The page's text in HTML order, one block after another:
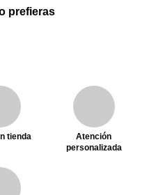
prefieras
tienda
Atención
personalizada